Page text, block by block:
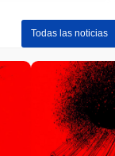
Todas las noticias